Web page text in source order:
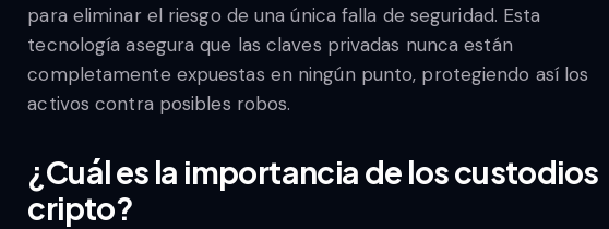
para eliminar el riesgo de una única falla de seguridad. Esta
tecnología asegura que las claves privadas nunca están
completamente expuestas en ningún punto, protegiendo así los
activos contra posibles robos.
¿Cuál es la importancia de los custodios
cripto?